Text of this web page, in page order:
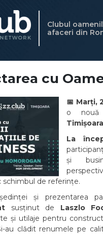
Clubul
afaceri din
cu
📅 Marți,
o nouă
Timișoara
La
și
schimbul de referințe.
și prezentarea
susținut de Laszlo
și utilaje pentru
au clădit renumele pe